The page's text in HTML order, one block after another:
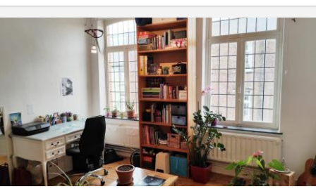
Infos Pratiques
450 €
Charges:
50 €
12 mois
Domiciliation:
Non
Aménagement
Salle de bain:
Commune
Commune
Superficie:
100 m
2
Pièces privées:
5